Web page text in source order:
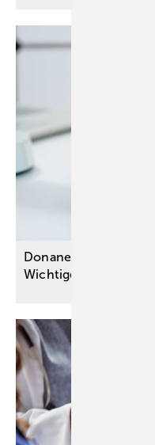
Donanemab bei
Wichtige Fragen